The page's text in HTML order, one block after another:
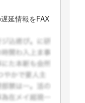
延情報をFAX